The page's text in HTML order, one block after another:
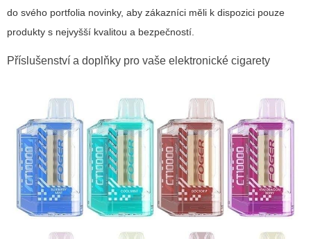
do svého portfolia novinky, aby zákazníci měli k dispozici pouze
produkty s nejvyšší kvalitou a bezpečností.
Příslušenství a doplňky pro vaše elektronické cigarety